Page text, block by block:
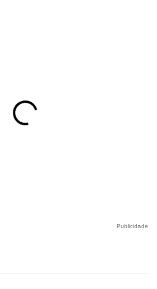
Publicidade